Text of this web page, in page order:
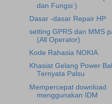
dan Fungsi )
Dasar -dasar Repair HP
setting GPRS dan MMS
(All Operator)
Kode Rahasia NOKIA
Khasiat Gelang Power
Ternyata Palsu
Mempercepat download
menggunakan IDM